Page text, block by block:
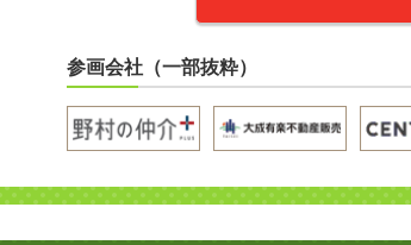
参画会社（一部抜粋）